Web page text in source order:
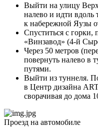
Выйти на улицу
налево и идти
к набережной Яузы
Спуститься с горки,
«Винзавод» (4-й
Через 50 метров
повернуть налево в
путями.
Выйти из туннеля.
в Центр дизайна
сворачивая до дома
Проезд на автомобиле